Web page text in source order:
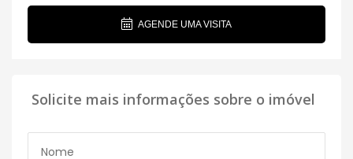
AGENDE UMA VISITA
Solicite mais informações sobre o imóvel